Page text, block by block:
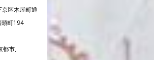
区木屋町通
頭町194
都市,